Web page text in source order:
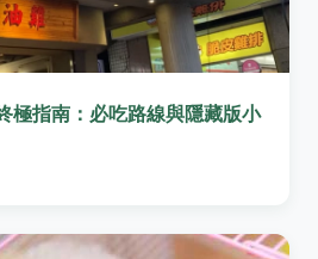
極指南：必吃路線與隱藏版小